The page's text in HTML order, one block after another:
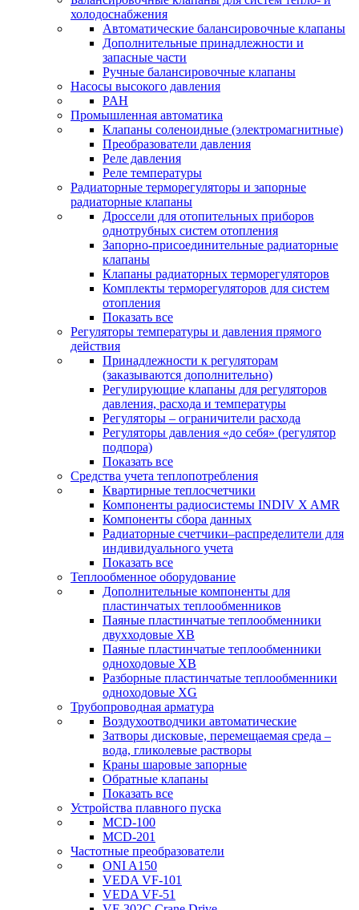
холодоснабжения
Автоматические балансировочные клапаны
Дополнительные принадлежности и
запасные части
Ручные балансировочные клапаны
Насосы высокого давления
PAH
Промышленная автоматика
Клапаны соленоидные (электромагнитные)
Преобразователи давления
Реле давления
Реле температуры
Радиаторные терморегуляторы и запорные
радиаторные клапаны
Дроссели для отопительных приборов
однотрубных систем отопления
Запорно-присоединительные радиаторные
клапаны
Клапаны радиаторных терморегуляторов
Комплекты терморегуляторов для систем
отопления
Показать все
Регуляторы температуры и давления прямого
действия
Принадлежности к регуляторам
(заказываются дополнительно)
Регулирующие клапаны для регуляторов
давления, расхода и температуры
Регуляторы – ограничители расхода
Регуляторы давления «до себя» (регулятор
подпора)
Показать все
Средства учета теплопотребления
Квартирные теплосчетчики
Компоненты радиосистемы INDIV X AMR
Компоненты сбора данных
Радиаторные счетчики–распределители для
индивидуального учета
Показать все
Теплообменное оборудование
Дополнительные компоненты для
пластинчатых теплообменников
Паяные пластинчатые теплообменники
двухходовые XB
Паяные пластинчатые теплообменники
одноходовые ХВ
Разборные пластинчатые теплообменники
одноходовые ХG
Трубопроводная арматура
Воздухоотводчики автоматические
Затворы дисковые, перемещаемая среда –
вода, гликолевые растворы
Краны шаровые запорные
Обратные клапаны
Показать все
Устройства плавного пуска
MCD-100
MCD-201
Частотные преобразователи
ONI A150
VEDA VF-101
VEDA VF-51